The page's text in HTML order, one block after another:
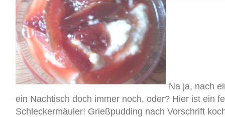
Na ja, nach
ein Nachtisch doch immer noch, oder? Hier ist ein
Schleckermäuler! Grießpudding nach Vorschrift